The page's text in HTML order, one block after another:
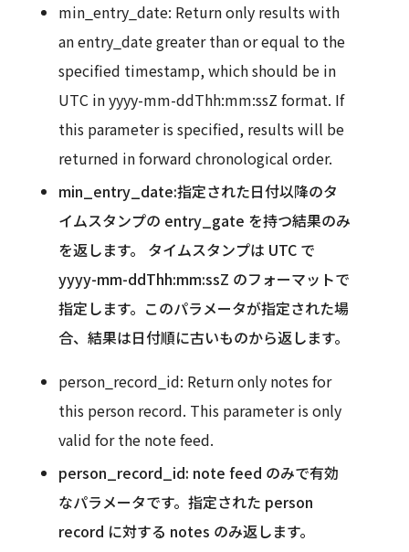
min_entry_date: Return only results with
an entry_date greater than or equal to the
specified timestamp, which should be in
UTC in yyyy-mm-ddThh:mm:ssZ format. If
this parameter is specified, results will be
returned in forward chronological order.
min_entry_date:指定された日付以降のタ
イムスタンプの entry_gate を持つ結果のみ
を返します。 タイムスタンプは UTC で
yyyy-mm-ddThh:mm:ssZ のフォーマットで
指定します。このパラメータが指定された場
合、結果は日付順に古いものから返します。
person_record_id: Return only notes for
this person record. This parameter is only
valid for the note feed.
person_record_id: note feed のみで有効
なパラメータです。指定された person
record に対する notes のみ返します。